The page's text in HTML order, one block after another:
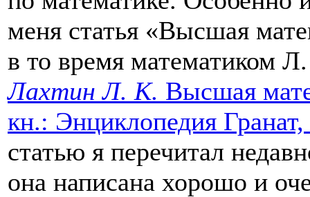
меня статья «Высшая
в то время математиком
Лахтин Л. К. Высшая
кн.: Энциклопедия
статью я перечитал
она написана хорошо и